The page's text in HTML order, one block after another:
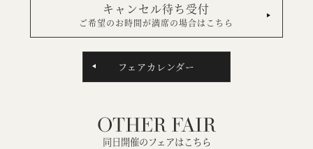
キャンセル待ち受付
ご希望のお時間が満席の場合はこちら
フェアカレンダー
OTHER FAIR
同日開催のフェアはこちら